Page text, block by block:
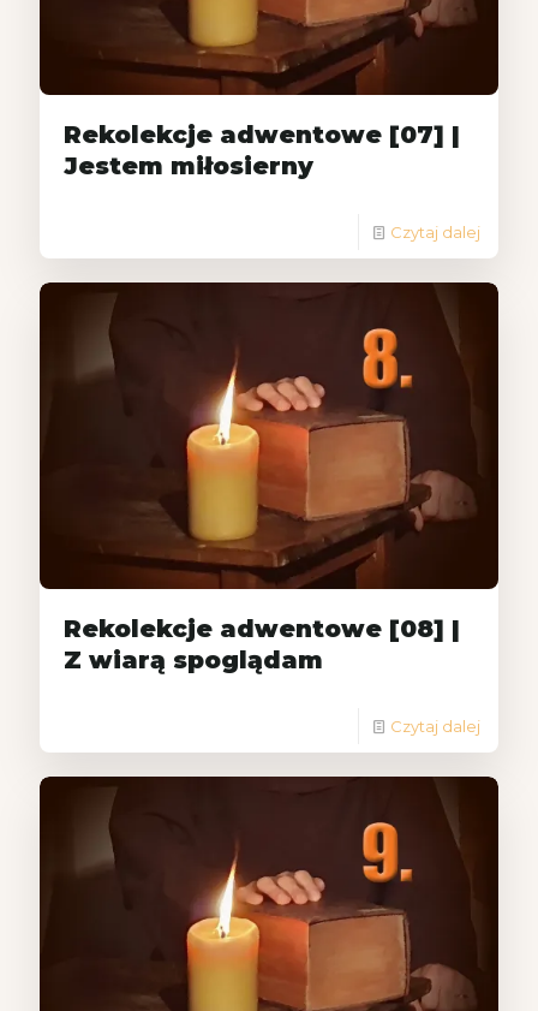
Rekolekcje adwentowe [07] |
Jestem miłosierny
Czytaj dalej
Rekolekcje adwentowe [08] |
Z wiarą spoglądam
Czytaj dalej